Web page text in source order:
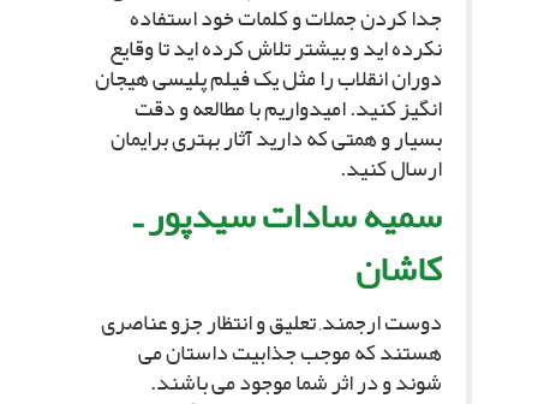
جدا کردن جملات و کلمات خود استفاده
نکرده اید و بیشتر تلاش کرده اید تا وقایع
دوران انقلاب را مثل یک فیلم پلیسى هیجان
انگیز کنید. امیدواریم با مطالعه و دقت
بسیار و همتى که دارید آثار بهترى برایمان
ارسال کنید.
سمیه سادات سیدپور ـ
کاشان
دوست ارجمند, تعلیق و انتظار جزو عناصرى
هستند که موجب جذابیت داستان مى
شوند و در اثر شما موجود مى باشند.